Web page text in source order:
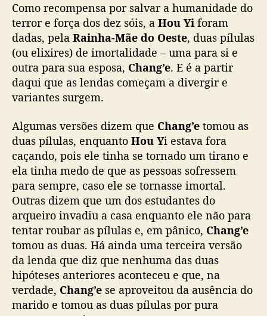
Como recompensa por salvar a humanidade do
terror e força dos dez sóis, a Hou Yi foram
dadas, pela Rainha-Mãe do Oeste, duas pílulas
(ou elixires) de imortalidade – uma para si e
outra para sua esposa, Chang’e. E é a partir
daqui que as lendas começam a divergir e
variantes surgem.
Algumas versões dizem que Chang’e tomou as
duas pílulas, enquanto Hou Yi estava fora
caçando, pois ele tinha se tornado um tirano e
ela tinha medo de que as pessoas sofressem
para sempre, caso ele se tornasse imortal.
Outras dizem que um dos estudantes do
arqueiro invadiu a casa enquanto ele não para
tentar roubar as pílulas e, em pânico, Chang’e
tomou as duas. Há ainda uma terceira versão
da lenda que diz que nenhuma das duas
hipóteses anteriores aconteceu e que, na
verdade, Chang’e se aproveitou da ausência do
marido e tomou as duas pílulas por pura